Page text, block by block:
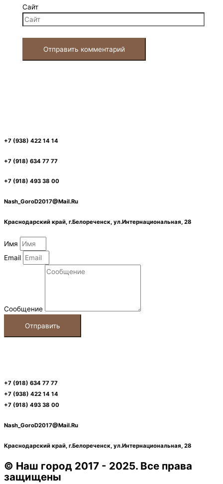
Сайт
+7 (938) 422 14 14
+7 (918) 634 77 77
+7 (918) 493 38 00
Nash_GoroD2017@Mail.Ru
Краснодарский край, г.Белореченск, ул.Интернациональная, 28
Имя
Email
Сообщение
Отправить
+7 (918) 634 77 77
+7 (938) 422 14 14
+7 (918) 493 38 00
Nash_GoroD2017@Mail.Ru
Краснодарский край, г.Белореченск, ул.Интернациональная, 28​
© Наш город 2017 - 2025. Все права
защищены